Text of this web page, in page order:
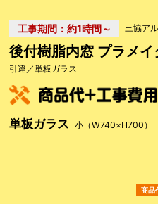
工事期間：約1時間～ 三協アル
後付樹脂内窓 プラメ
引違／単板ガラス
単板ガラス 小（W740×H700）
商品